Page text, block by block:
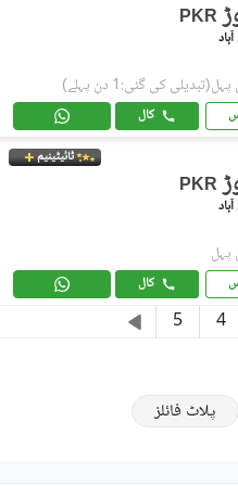
PKR
(تبدیلی کی گئی:1 دن پہلے)
کال
ٹائیٹینیم
PKR
کال
4
5
پلاٹ فائلز